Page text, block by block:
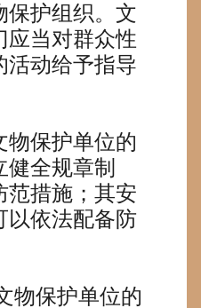
保护组织。文
应当对群众性
活动给予指导
保护单位的
全规章制
范措施；其安
以依法配备防
物保护单位的